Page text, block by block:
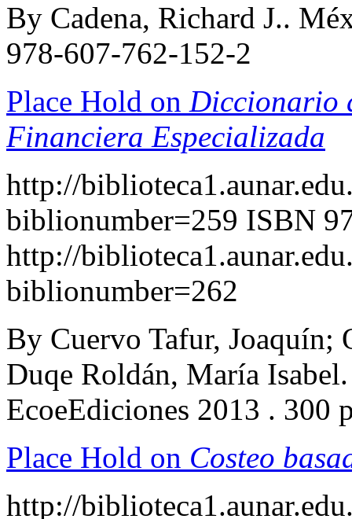
By Cadena, Richard J..
978-607-762-152-2
Place Hold on Diccionario
Financiera Especializada
http://
biblionumber=259 ISBN
http://
biblionumber=262
By Cuervo Tafur, Joaquín;
Duqe Roldán, María
EcoeEdiciones 2013 . 300
Place Hold on Costeo
http://